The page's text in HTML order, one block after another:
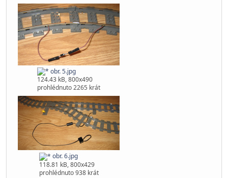
obr. 5.jpg
124.43 kB, 800x490
prohlédnuto 2265 krát
obr. 6.jpg
118.81 kB, 800x429
prohlédnuto 938 krát